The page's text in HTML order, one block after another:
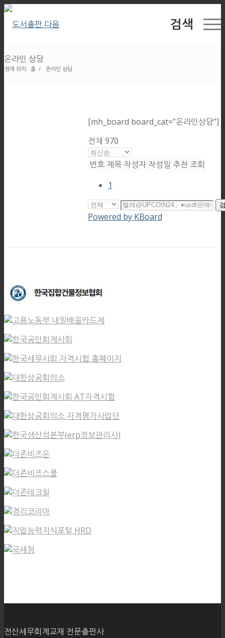
검색
온라인 상담
현재 위치: 홈 / 온라인 상담
[mh_board board_cat=”온라인상담”]
전체 970
번호 제목 작성자 작성일 추천 조회
1
Powered by KBoard
전산세무회계교재 전문출판사